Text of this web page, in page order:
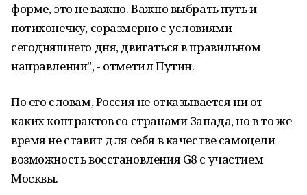
форме, это не важно. Важно выбрать путь и
потихонечку, соразмерно с условиями
сегодняшнего дня, двигаться в правильном
направлении", - отметил Путин.
По его словам, Россия не отказывается ни от
каких контрактов со странами Запада, но в то же
время не ставит для себя в качестве самоцели
возможность восстановления G8 с участием
Москвы.